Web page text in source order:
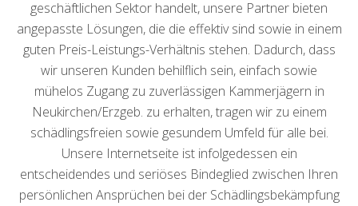
geschäftlichen Sektor handelt, unsere Partner bieten
angepasste Lösungen, die die effektiv sind sowie in einem
guten Preis-Leistungs-Verhältnis stehen. Dadurch, dass
wir unseren Kunden behilflich sein, einfach sowie
mühelos Zugang zu zuverlässigen Kammerjägern in
Neukirchen/Erzgeb. zu erhalten, tragen wir zu einem
schädlingsfreien sowie gesundem Umfeld für alle bei.
Unsere Internetseite ist infolgedessen ein
entscheidendes und seriöses Bindeglied zwischen Ihren
persönlichen Ansprüchen bei der Schädlingsbekämpfung